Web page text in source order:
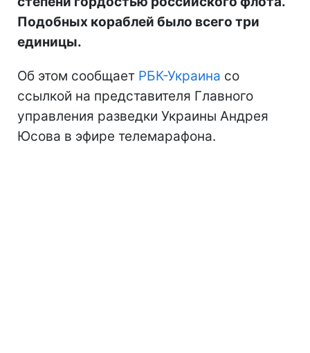
Подобных кораблей было всего три
единицы.
Об этом сообщает РБК-Украина со
ссылкой на представителя Главного
управления разведки Украины Андрея
Юсова в эфире телемарафона.